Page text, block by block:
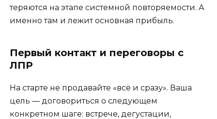
теряются на этапе системной повторяемости. А
именно там и лежит основная прибыль.
Первый контакт и переговоры с
ЛПР
На старте не продавайте «всё и сразу». Ваша
цель — договориться о следующем
конкретном шаге: встрече, дегустации,